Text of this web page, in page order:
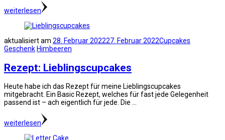
weiterlesen
aktualisiert am 28. Februar 202227. Februar 2022Cupcakes
Geschenk Himbeeren
Rezept: Lieblingscupcakes
Heute habe ich das Rezept für meine Lieblingscupcakes
mitgebracht. Ein Basic Rezept, welches für fast jede Gelegenheit
passend ist – ach eigentlich für jede. Die …
weiterlesen